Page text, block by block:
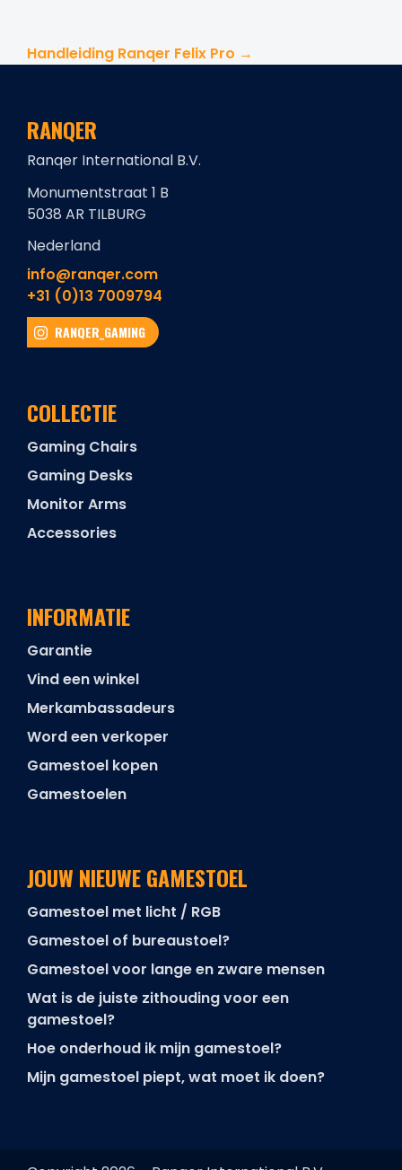
Handleiding Ranqer Felix Pro →
RANQER
Ranqer International B.V.
Monumentstraat 1 B
5038 AR TILBURG
Nederland
info@ranqer.com
+31 (0)13 7009794
RANQER_GAMING
COLLECTIE
Gaming Chairs
Gaming Desks
Monitor Arms
Accessories
INFORMATIE
Garantie
Vind een winkel
Merkambassadeurs
Word een verkoper
Gamestoel kopen
Gamestoelen
JOUW NIEUWE GAMESTOEL
Gamestoel met licht / RGB
Gamestoel of bureaustoel?
Gamestoel voor lange en zware mensen
Wat is de juiste zithouding voor een
gamestoel?
Hoe onderhoud ik mijn gamestoel?
Mijn gamestoel piept, wat moet ik doen?